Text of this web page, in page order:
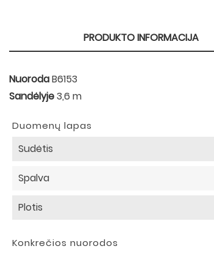
PRODUKTO INFORMACIJA
NuorodaB6153
Sandėlyje3,6 m
Duomenų lapas
Sudėtis
Spalva
Plotis
Konkrečios nuorodos